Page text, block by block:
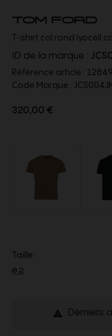
TOM FORD
T-shirt col rond lyocell
ID de la marque :
Référence article :
Code Marque :
320,00 €
Taille :
62
 Derniers